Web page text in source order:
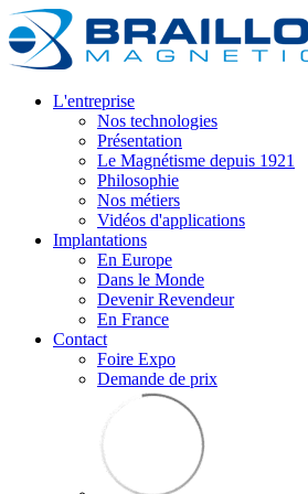
L'entreprise
Nos technologies
Présentation
Le Magnétisme depuis 1921
Philosophie
Nos métiers
Vidéos d'applications
Implantations
En Europe
Dans le Monde
Devenir Revendeur
En France
Contact
Foire Expo
Demande de prix